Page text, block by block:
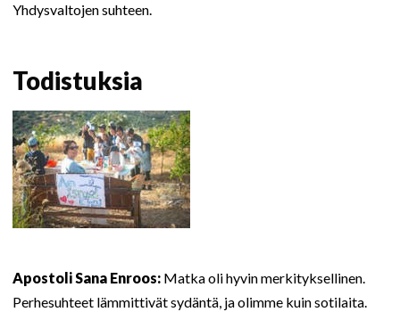
Yhdysvaltojen suhteen.
Todistuksia
Apostoli Sana Enroos: Matka oli hyvin merkityksellinen.
Perhesuhteet lämmittivät sydäntä, ja olimme kuin sotilaita.